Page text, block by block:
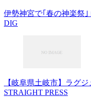
伊勢神宮で｢春の神楽祭
DIG
【岐阜県土岐市】ラグ
STRAIGHT PRESS